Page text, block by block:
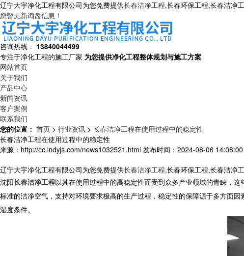
辽宁大宇净化工程有限公司为您免费提供长春洁净工程,长春环保工程,长春洁净
您暂无新询盘信息！
咨询热线： 13840044499
专注于净化工程的施工厂家 为您提供净化工程整体规划与施工方案
网站首页
关于我们
产品中心
新闻资讯
客户案例
联系我们
您的位置： 首页 > 行业资讯 > 长春洁净工程在使用过程中的稳定性
长春洁净工程在使用过程中的稳定性
来源：http://cc.lndyjs.com/news1032521.html 发布时间：2024-08-06 14:08:00
辽宁大宇净化工程有限公司为您免费提供长春洁净工程,长春环保工程,长春洁净
沈阳长春洁净工程以其在使用过程中的高稳定性而受到众多产业领域的青睐，
标准的洁净空气，支持对环境要求极高的生产过程，稳定性的保障源于多方面
湿度条件。